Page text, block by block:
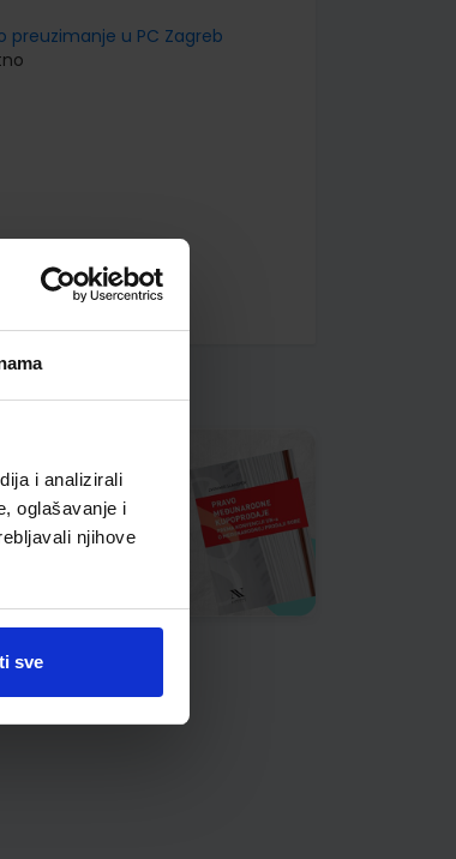
i analizirali
oglašavanje i
njihove
sve
preuzimanje u PC Zagreb